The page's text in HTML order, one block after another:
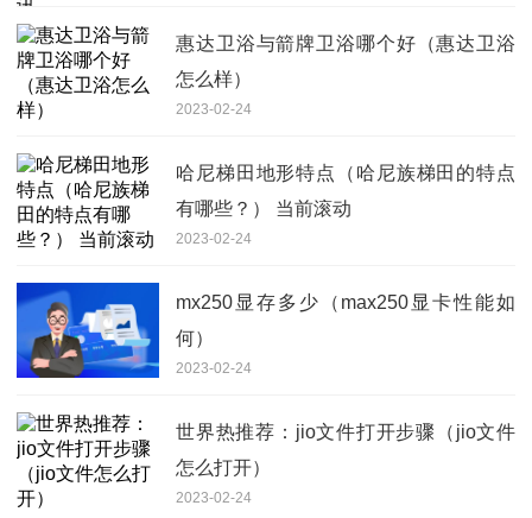
惠达卫浴与箭牌卫浴哪个好（惠达卫浴
怎么样）
2023-02-24
哈尼梯田地形特点（哈尼族梯田的特点
有哪些？） 当前滚动
2023-02-24
mx250显存多少（max250显卡性能如
何）
2023-02-24
世界热推荐：jio文件打开步骤（jio文件
怎么打开）
2023-02-24